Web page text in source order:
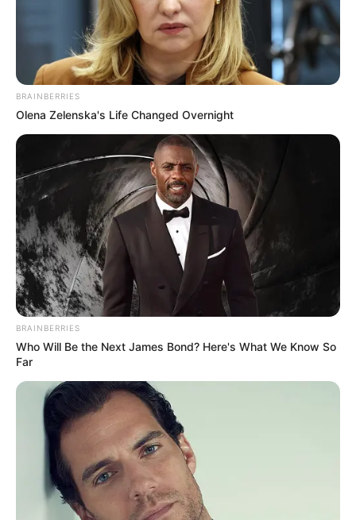
BRAINBERRIES
Olena Zelenska's Life Changed Overnight
BRAINBERRIES
Who Will Be the Next James Bond? Here's What We Know So
Far